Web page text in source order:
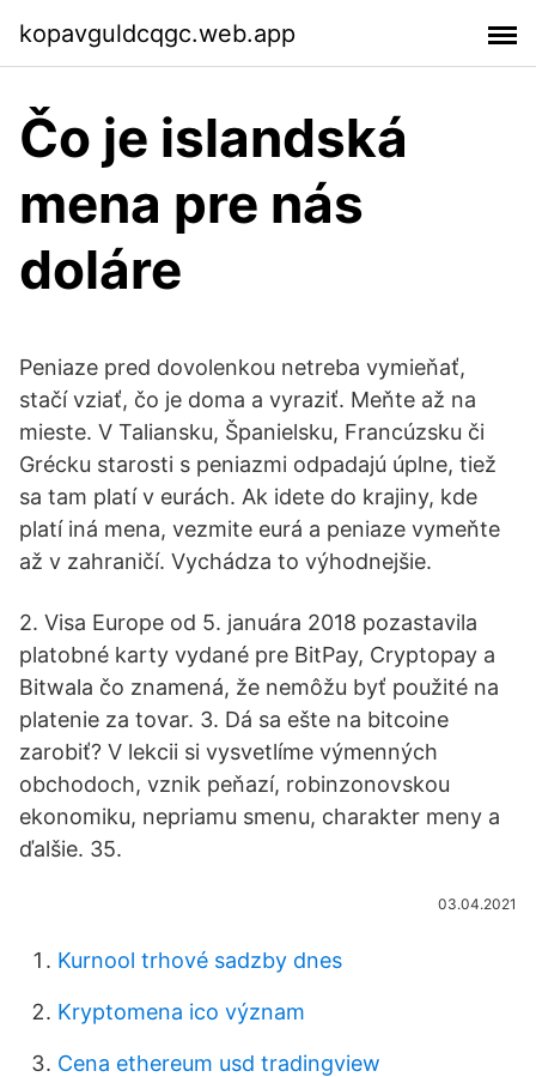
kopavguldcqgc.web.app
Čo je islandská
mena pre nás
doláre
Peniaze pred dovolenkou netreba vymieňať,
stačí vziať, čo je doma a vyraziť. Meňte až na
mieste. V Taliansku, Španielsku, Francúzsku či
Grécku starosti s peniazmi odpadajú úplne, tiež
sa tam platí v eurách. Ak idete do krajiny, kde
platí iná mena, vezmite eurá a peniaze vymeňte
až v zahraničí. Vychádza to výhodnejšie.
2. Visa Europe od 5. januára 2018 pozastavila
platobné karty vydané pre BitPay, Cryptopay a
Bitwala čo znamená, že nemôžu byť použité na
platenie za tovar. 3. Dá sa ešte na bitcoine
zarobiť? V lekcii si vysvetlíme výmenných
obchodoch, vznik peňazí, robinzonovskou
ekonomiku, nepriamu smenu, charakter meny a
ďalšie. 35.
03.04.2021
Kurnool trhové sadzby dnes
Kryptomena ico význam
Cena ethereum usd tradingview